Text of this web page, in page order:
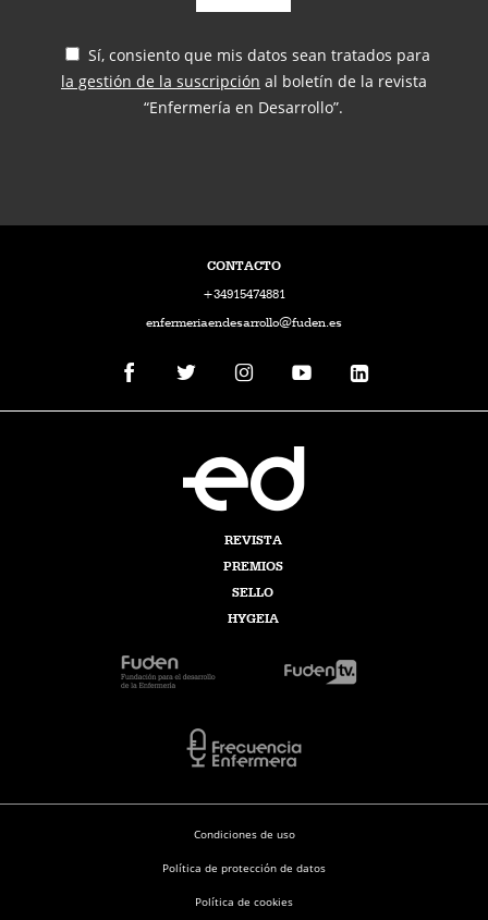
Sí, consiento que mis datos sean tratados para
la gestión de la suscripción al boletín de la revista
“Enfermería en Desarrollo”.
CONTACTO
+34915474881
enfermeriaendesarrollo@fuden.es
REVISTA
PREMIOS
SELLO
HYGEIA
Condiciones de uso
Política de protección de datos
Política de cookies